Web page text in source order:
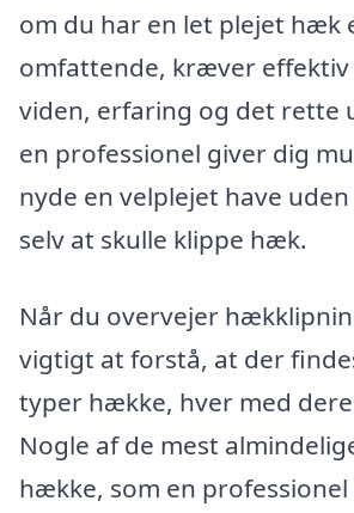
om du har en let plejet hæk
omfattende, kræver
viden, erfaring og det rette
en professionel giver dig
nyde en velplejet have
selv at skulle klippe hæk.
Når du overvejer
vigtigt at forstå, at der
typer hække, hver med
Nogle af de mest
hække, som en